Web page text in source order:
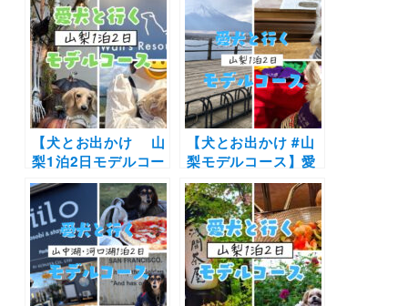
【犬とお出かけ 山
梨1泊2日モデルコー
ス】愛犬と富士山や
八ヶ岳を大満喫！〜
PAPER MOON～
Wan’s Resort 山中
湖～リゾナーレ八ヶ
岳 ピーマン通り～清
泉寮
【犬とお出かけ #山
梨モデルコース】愛
犬と一緒に陶芸体験
やドッグフレンドリ
ーホテルに泊まる
旅！山中湖親水公園
～Wan’s Resort 山
中湖～クラフトの里
ダラスヴィレッジ